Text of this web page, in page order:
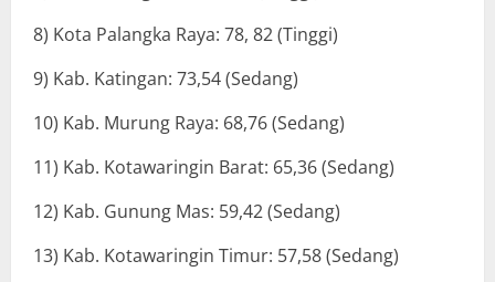
8) Kota Palangka Raya: 78, 82 (Tinggi)
9) Kab. Katingan: 73,54 (Sedang)
10) Kab. Murung Raya: 68,76 (Sedang)
11) Kab. Kotawaringin Barat: 65,36 (Sedang)
12) Kab. Gunung Mas: 59,42 (Sedang)
13) Kab. Kotawaringin Timur: 57,58 (Sedang)